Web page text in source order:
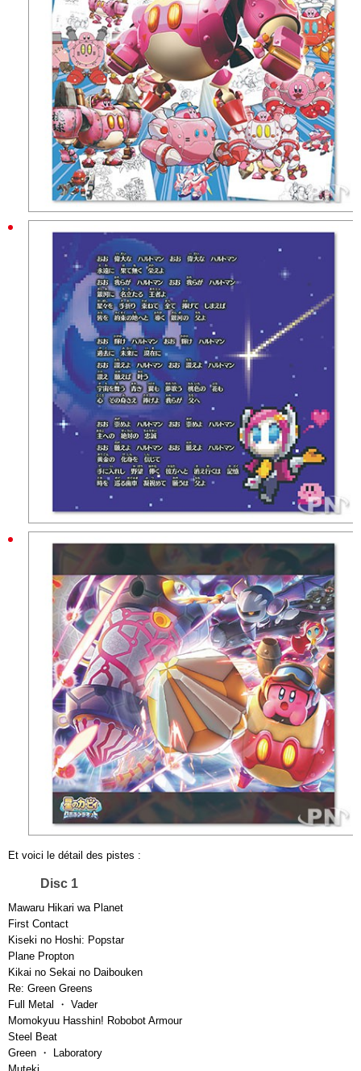
Et voici le détail des pistes :
Disc 1
Mawaru Hikari wa Planet
First Contact
Kiseki no Hoshi: Popstar
Plane Propton
Kikai no Sekai no Daibouken
Re: Green Greens
Full Metal ・ Vader
Momokyuu Hasshin! Robobot Armour
Steel Beat
Green ・ Laboratory